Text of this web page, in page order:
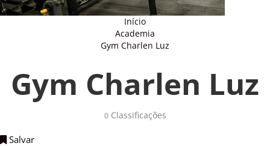
Início
Academia
Gym Charlen Luz
Gym Charlen Luz
0Classificações
Salvar